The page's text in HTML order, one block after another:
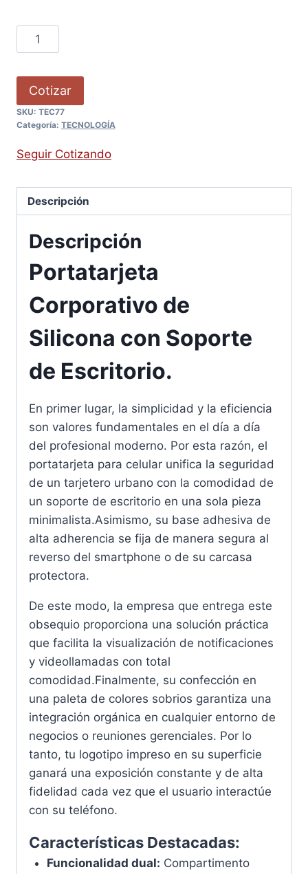
Cotizar
SKU: TEC77
Categoría: TECNOLOGÍA
Seguir Cotizando
Descripción
Descripción
Portatarjeta
Corporativo de
Silicona con Soporte
de Escritorio.
En primer lugar, la simplicidad y la eficiencia
son valores fundamentales en el día a día
del profesional moderno. Por esta razón, el
portatarjeta para celular unifica la seguridad
de un tarjetero urbano con la comodidad de
un soporte de escritorio en una sola pieza
minimalista.Asimismo, su base adhesiva de
alta adherencia se fija de manera segura al
reverso del smartphone o de su carcasa
protectora.
De este modo, la empresa que entrega este
obsequio proporciona una solución práctica
que facilita la visualización de notificaciones
y videollamadas con total
comodidad.Finalmente, su confección en
una paleta de colores sobrios garantiza una
integración orgánica en cualquier entorno de
negocios o reuniones gerenciales. Por lo
tanto, tu logotipo impreso en su superficie
ganará una exposición constante y de alta
fidelidad cada vez que el usuario interactúe
con su teléfono.
Características Destacadas:
Funcionalidad dual: Compartimento